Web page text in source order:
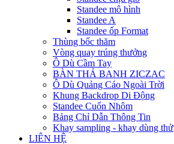
Standee mô hình
Standee A
Standee ốp Format
Thùng bốc thăm
Vòng quay trúng thưởng
Ô Dù Cầm Tay
BÀN THẢ BANH ZICZAC
Ô Dù Quảng Cáo Ngoài Trời
Khung Backdrop Di Động
Standee Cuốn Nhôm
Bảng Chỉ Dẫn Thông Tin
Khay sampling - khay dùng thử
LIÊN HỆ